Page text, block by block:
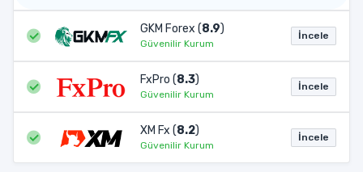
GKM Forex (8.9)
Güvenilir Kurum
İncele
FxPro (8.3)
Güvenilir Kurum
İncele
XM Fx (8.2)
Güvenilir Kurum
İncele